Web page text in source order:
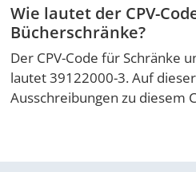
Wie lautet der CPV-
Bücherschränke?
Der CPV-Code für Schränke
lautet 39122000-3. Auf
Ausschreibungen zu diesem